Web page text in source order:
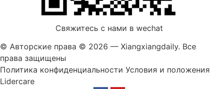
Свяжитесь с нами в wechat
© Авторские права © 2026 — Xiangxiangdaily. Все
права защищены
Политика конфиденциальности Условия и положения
Lidercare